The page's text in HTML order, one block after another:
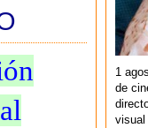
1
de
visual